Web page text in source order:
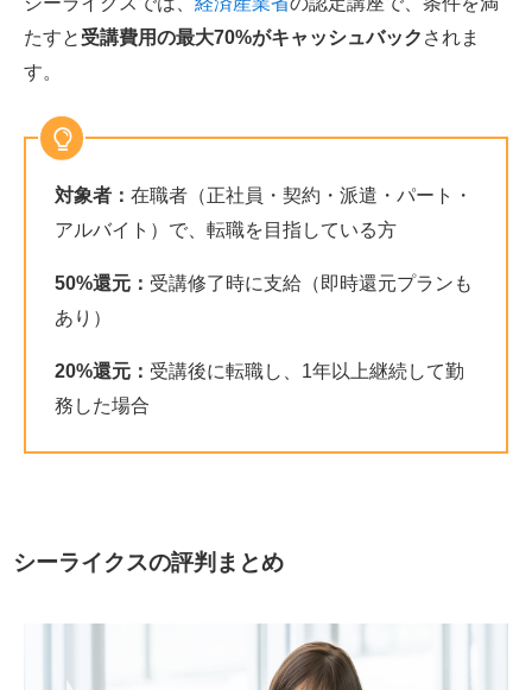
たすと 受講費用の最大70%がキャッシュバック されま
す。
対象者：在職者（正社員・契約・派遣・パート・
アルバイト）で、転職を目指している方
50%還元： 受講修了時に支給（即時還元プランも
あり）
20%還元： 受講後に転職し、1年以上継続して勤
務した場合
シーライクスの評判まとめ